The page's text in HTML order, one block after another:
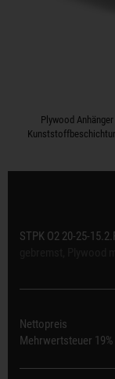
Plywood
STPK O2 20-25-
Nettopreis
Mehrwertsteuer 19%